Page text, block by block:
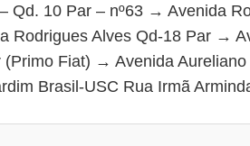
Qd. 10 Par – nº63 → Avenida
Alves Qd-18 Par →
Fiat) → Avenida
Brasil-USC Rua Irmã